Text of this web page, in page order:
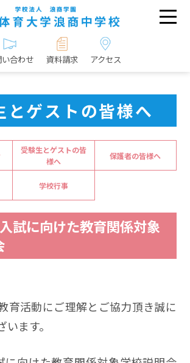
い合わせ 資料請求 アクセス
とゲストの皆様へ
受験生とゲストの皆
様へ
保護者の皆様へ
学校行事
試に向けた教育関係対象
育活動にご理解とご協力頂き誠に
ます。